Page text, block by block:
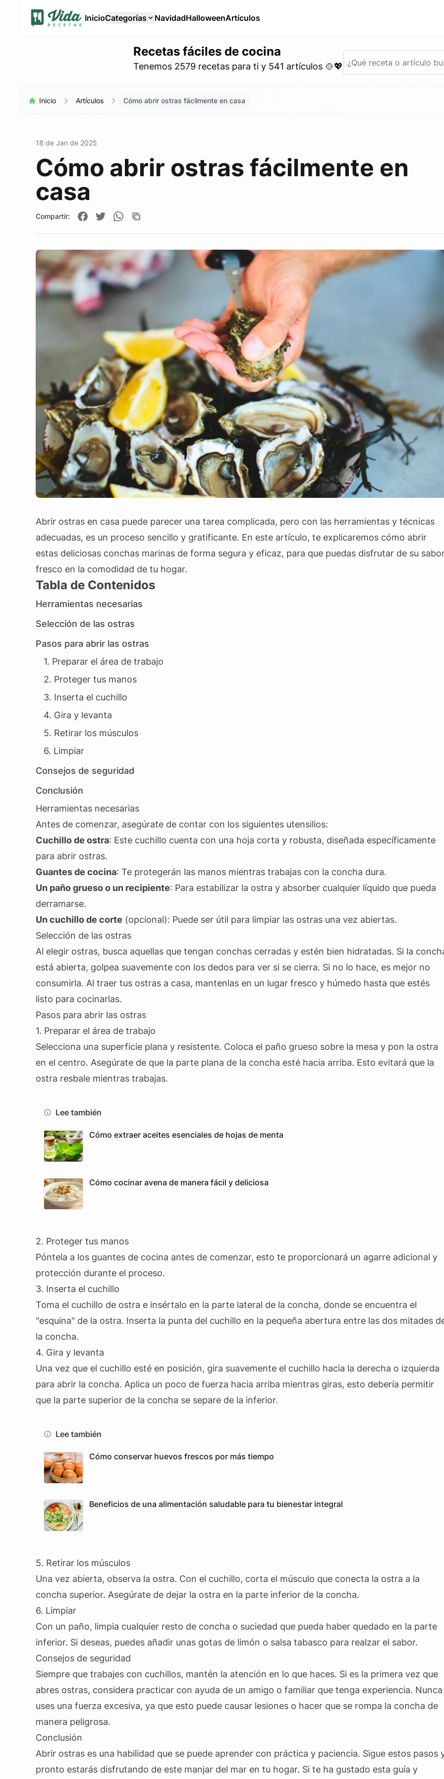
InicioCategorías NavidadHalloweenArtículos
Recetas fáciles de cocina
Tenemos 2579 recetas para ti y 541 artículos 🍲💖
Inicio Artículos Cómo abrir ostras fácilmente en casa
18 de Jan de 2025
Cómo abrir ostras fácilmente en
casa
Compartir:
Abrir ostras en casa puede parecer una tarea complicada, pero con las herramientas y técnicas
adecuadas, es un proceso sencillo y gratificante. En este artículo, te explicaremos cómo abrir
estas deliciosas conchas marinas de forma segura y eficaz, para que puedas disfrutar de su
fresco en la comodidad de tu hogar.
Tabla de Contenidos
Herramientas necesarias
Selección de las ostras
Pasos para abrir las ostras
1. Preparar el área de trabajo
2. Proteger tus manos
3. Inserta el cuchillo
4. Gira y levanta
5. Retirar los músculos
6. Limpiar
Consejos de seguridad
Conclusión
Herramientas necesarias
Antes de comenzar, asegúrate de contar con los siguientes utensilios:
Cuchillo de ostra: Este cuchillo cuenta con una hoja corta y robusta, diseñada específicamente
para abrir ostras.
Guantes de cocina: Te protegerán las manos mientras trabajas con la concha dura.
Un paño grueso o un recipiente: Para estabilizar la ostra y absorber cualquier líquido que pueda
derramarse.
Un cuchillo de corte (opcional): Puede ser útil para limpiar las ostras una vez abiertas.
Selección de las ostras
Al elegir ostras, busca aquellas que tengan conchas cerradas y estén bien hidratadas. Si la
está abierta, golpea suavemente con los dedos para ver si se cierra. Si no lo hace, es mejor no
consumirla. Al traer tus ostras a casa, mantenlas en un lugar fresco y húmedo hasta que estés
listo para cocinarlas.
Pasos para abrir las ostras
1. Preparar el área de trabajo
Selecciona una superficie plana y resistente. Coloca el paño grueso sobre la mesa y pon la ostra
en el centro. Asegúrate de que la parte plana de la concha esté hacia arriba. Esto evitará que la
ostra resbale mientras trabajas.
Lee también
Cómo extraer aceites esenciales de hojas de menta
Cómo cocinar avena de manera fácil y deliciosa
2. Proteger tus manos
Póntela a los guantes de cocina antes de comenzar, esto te proporcionará un agarre adicional y
protección durante el proceso.
3. Inserta el cuchillo
Toma el cuchillo de ostra e insértalo en la parte lateral de la concha, donde se encuentra el
"esquina" de la ostra. Inserta la punta del cuchillo en la pequeña abertura entre las dos mitades
la concha.
4. Gira y levanta
Una vez que el cuchillo esté en posición, gira suavemente el cuchillo hacia la derecha o izquierda
para abrir la concha. Aplica un poco de fuerza hacia arriba mientras giras, esto debería permitir
que la parte superior de la concha se separe de la inferior.
Lee también
Cómo conservar huevos frescos por más tiempo
Beneficios de una alimentación saludable para tu bienestar integral
5. Retirar los músculos
Una vez abierta, observa la ostra. Con el cuchillo, corta el músculo que conecta la ostra a la
concha superior. Asegúrate de dejar la ostra en la parte inferior de la concha.
6. Limpiar
Con un paño, limpia cualquier resto de concha o suciedad que pueda haber quedado en la parte
inferior. Si deseas, puedes añadir unas gotas de limón o salsa tabasco para realzar el sabor.
Consejos de seguridad
Siempre que trabajes con cuchillos, mantén la atención en lo que haces. Si es la primera vez que
abres ostras, considera practicar con ayuda de un amigo o familiar que tenga experiencia. Nunca
uses una fuerza excesiva, ya que esto puede causar lesiones o hacer que se rompa la concha de
manera peligrosa.
Conclusión
Abrir ostras es una habilidad que se puede aprender con práctica y paciencia. Sigue estos pasos
pronto estarás disfrutando de este manjar del mar en tu hogar. Si te ha gustado esta guía y